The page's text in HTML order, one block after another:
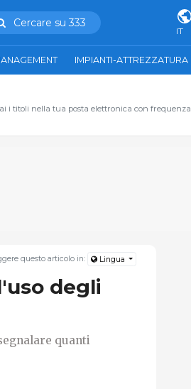
Cercare su 333
IT
IMPIANTI-ATTREZZATURA
i titoli nella tua posta elettronica con frequenza
questo articolo in: Lingua
degli
quanti